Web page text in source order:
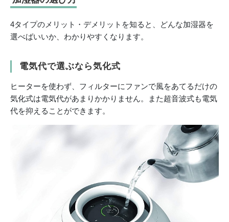
4タイプのメリット・デメリットを知ると、どんな加湿器を
選べばいいか、わかりやすくなります。
電気代で選ぶなら気化式
ヒーターを使わず、フィルターにファンで風をあてるだけの
気化式は電気代があまりかかりません。また超音波式も電気
代を抑えることができます。